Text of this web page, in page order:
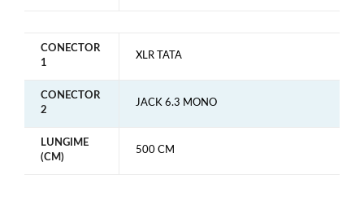
CONECTOR
1
XLR TATA
CONECTOR
2
JACK 6.3 MONO
LUNGIME
(CM)
500 CM